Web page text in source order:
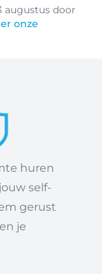
augustus door
onze
huren
self-
gerust
je